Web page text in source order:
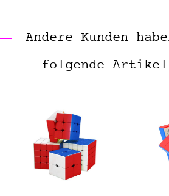
Andere Kunden
folgende